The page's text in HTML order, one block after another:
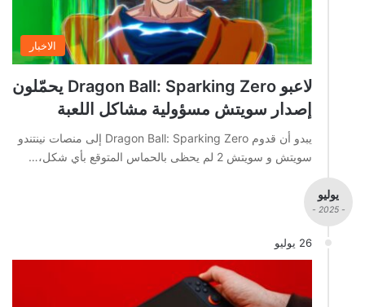
الاخبار
لاعبو Dragon Ball: Sparking Zero يحمّلون
إصدار سويتش مسؤولية مشاكل اللعبة
يبدو أن قدوم Dragon Ball: Sparking Zero إلى منصات نينتندو
سويتش و سويتش 2 لم يحظى بالحماس المتوقع بأي شكل،…
يوليو
- 2025 -
26 يوليو